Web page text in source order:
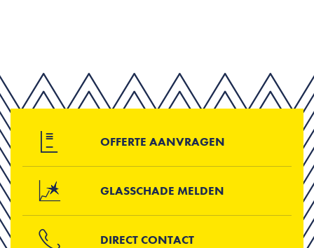
OFFERTE AANVRAGEN
GLASSCHADE MELDEN
DIRECT CONTACT